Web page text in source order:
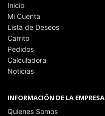
Inicio
Mi Cuenta
Lista de Deseos
Carrito
Pedidos
Calculadora
Noticias
INFORMACIÓN DE LA EMPRESA
Quienes Somos